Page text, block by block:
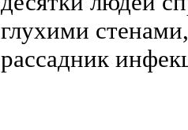
глухими
рассадник